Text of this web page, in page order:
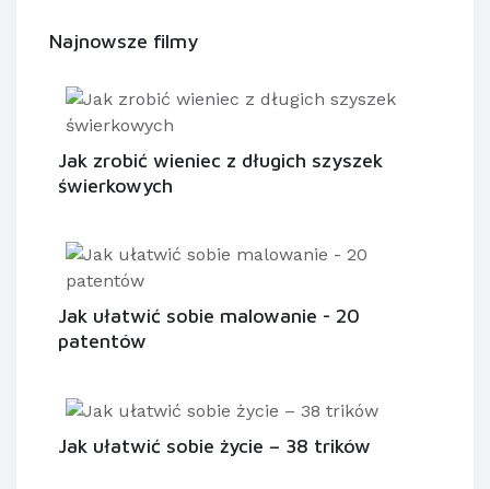
Najnowsze filmy
Jak zrobić wieniec z długich szyszek
świerkowych
Jak ułatwić sobie malowanie - 20
patentów
Jak ułatwić sobie życie – 38 trików